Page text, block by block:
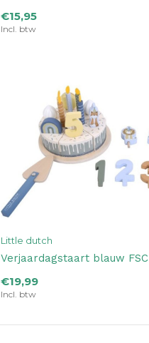
€15,95
Incl. btw
Little dutch
Verjaardagstaart blauw FSC
€19,99
Incl. btw